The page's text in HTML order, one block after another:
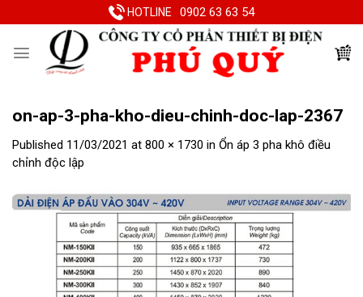
to
HOTLINE 0902 63 63 54
on-ap-3-pha-kho-dieu-chinh-doc-lap-2367
Published 11/03/2021 at 800 × 1730 in Ổn áp 3 pha khô điều
chỉnh độc lập